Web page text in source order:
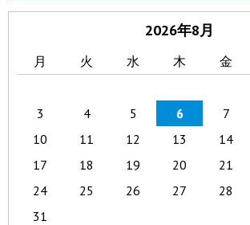
2026年8月
月 火 水 木 金
3
4 5 6 7
10
11 12 13 14
17
18 19 20 21
24
25 26 27 28
31